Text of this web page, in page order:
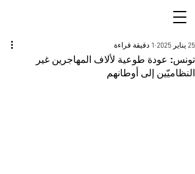
تونس: عودة طوعية لألاف المهاجرين غير
النظاميّين إلى أوطانهم
25 يناير 2025 1 دقيقة قراءة